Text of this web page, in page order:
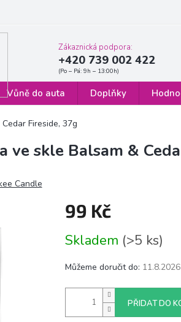
Zákaznická podpora:
+420 739 002 422
Vůně do auta Doplňky
Fireside, 37g
ve skle Balsam &
Candle
99 Kč
cena:
Skladem (>5 ks)
Můžeme doručit do: 11.8.2026
PŘIDAT DO